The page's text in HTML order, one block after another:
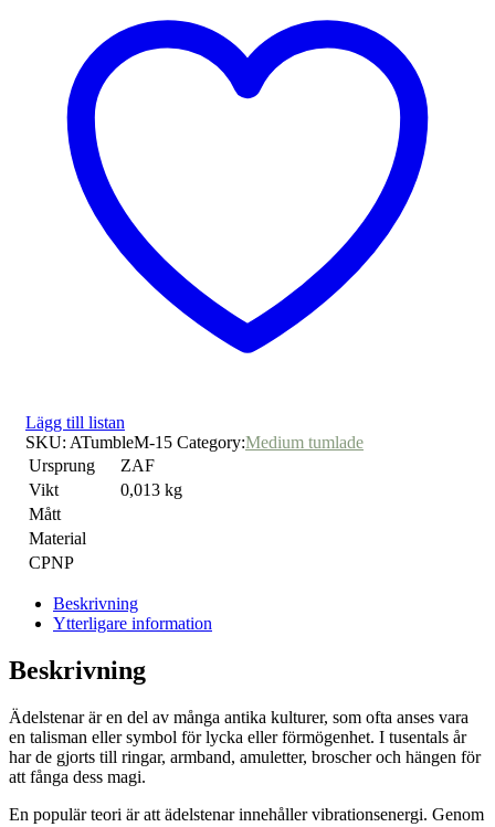
Lägg till listan
SKU: ATumbleM-15 Category:Medium tumlade
Ursprung
ZAF
Vikt
0,013 kg
Mått
Material
CPNP
Beskrivning
Ytterligare information
Beskrivning
Ädelstenar är en del av många antika kulturer, som ofta anses vara
en talisman eller symbol för lycka eller förmögenhet. I tusentals år
har de gjorts till ringar, armband, amuletter, broscher och hängen för
att fånga dess magi.
En populär teori är att ädelstenar innehåller vibrationsenergi. Genom